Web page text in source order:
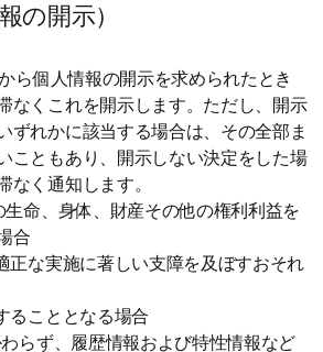
の開示）
ら個人情報の開示を求められたとき
なくこれを開示します。ただし、開示
ずれかに該当する場合は、その全部ま
こともあり、開示しない決定をした場
なく通知します。
生命、身体、財産その他の権利利益を
合
正な実施に著しい支障を及ぼすおそれ
ることとなる場合
らず、履歴情報および特性情報など